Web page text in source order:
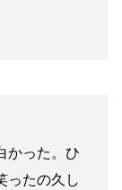
かった。ひ
ったの久し